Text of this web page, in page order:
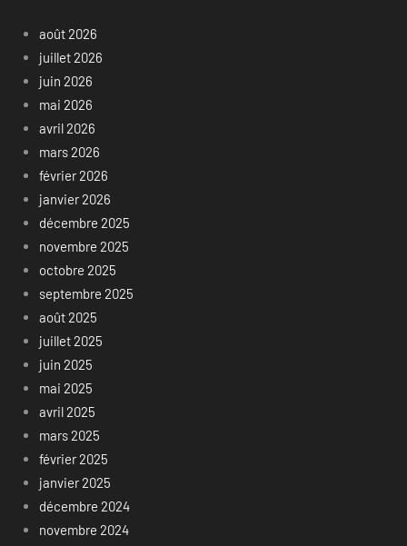
août 2026
juillet 2026
juin 2026
mai 2026
avril 2026
mars 2026
février 2026
janvier 2026
décembre 2025
novembre 2025
octobre 2025
septembre 2025
août 2025
juillet 2025
juin 2025
mai 2025
avril 2025
mars 2025
février 2025
janvier 2025
décembre 2024
novembre 2024